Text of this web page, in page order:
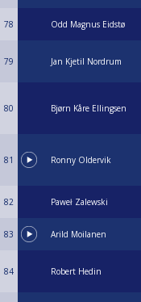
78 Odd Magnus Eidstø
79 Jan Kjetil Nordrum
80 Bjørn Kåre Ellingsen
81 Ronny Oldervik
82 Paweł Zalewski
83 Arild Moilanen
84 Robert Hedin